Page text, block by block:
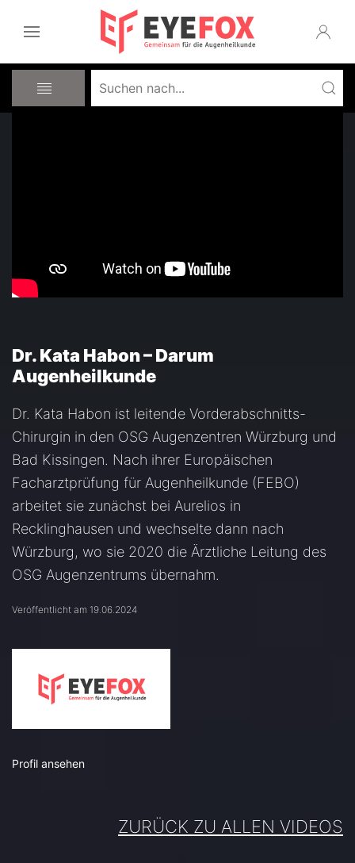
Dr. Kata Habon – Darum
Augenheilkunde
Dr. Kata Habon ist leitende Vorderabschnitts-
Chirurgin in den OSG Augenzentren Würzburg und
Bad Kissingen. Nach ihrer Europäischen
Facharztprüfung für Augenheilkunde (FEBO)
arbeitet sie zunächst bei Aurelios in
Recklinghausen und wechselte dann nach
Würzburg, wo sie 2020 die Ärztliche Leitung des
OSG Augenzentrums übernahm.
Veröffentlicht am 19.06.2024
Profil ansehen
ZURÜCK ZU ALLEN VIDEOS